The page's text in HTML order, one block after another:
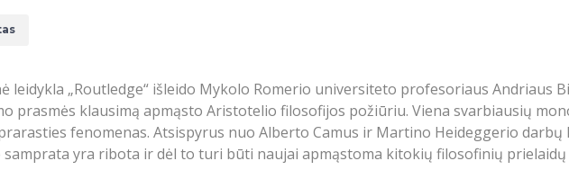
„Routledge“ išleido Mykolo Romerio universiteto profesoriaus Andriaus
prasmės klausimą apmąsto Aristotelio filosofijos požiūriu. Viena svarbiausių
fenomenas. Atsispyrus nuo Alberto Camus ir Martino Heideggerio
yra ribota ir dėl to turi būti naujai apmąstoma kitokių filosofinių prielaidų